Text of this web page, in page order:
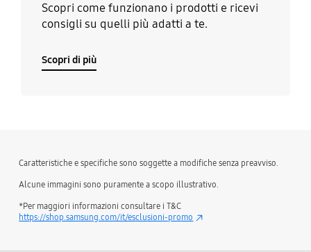
Scopri come funzionano i prodotti e ricevi
consigli su quelli più adatti a te.
Scopri di più
Caratteristiche e specifiche sono soggette a modifiche senza preavviso.
Alcune immagini sono puramente a scopo illustrativo.
*Per maggiori informazioni consultare i T&C
https://shop.samsung.com/it/esclusioni-promo